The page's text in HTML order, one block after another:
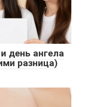
день ангела
разница)